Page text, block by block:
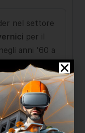
nel settore
per il
anni ‘60 a
ancora
produttivo e
il territorio
rete di